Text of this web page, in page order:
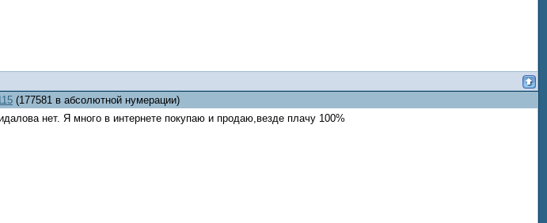
(177581 в абсолютной нумерации)
нет. Я много в интернете покупаю и продаю,везде плачу 100%